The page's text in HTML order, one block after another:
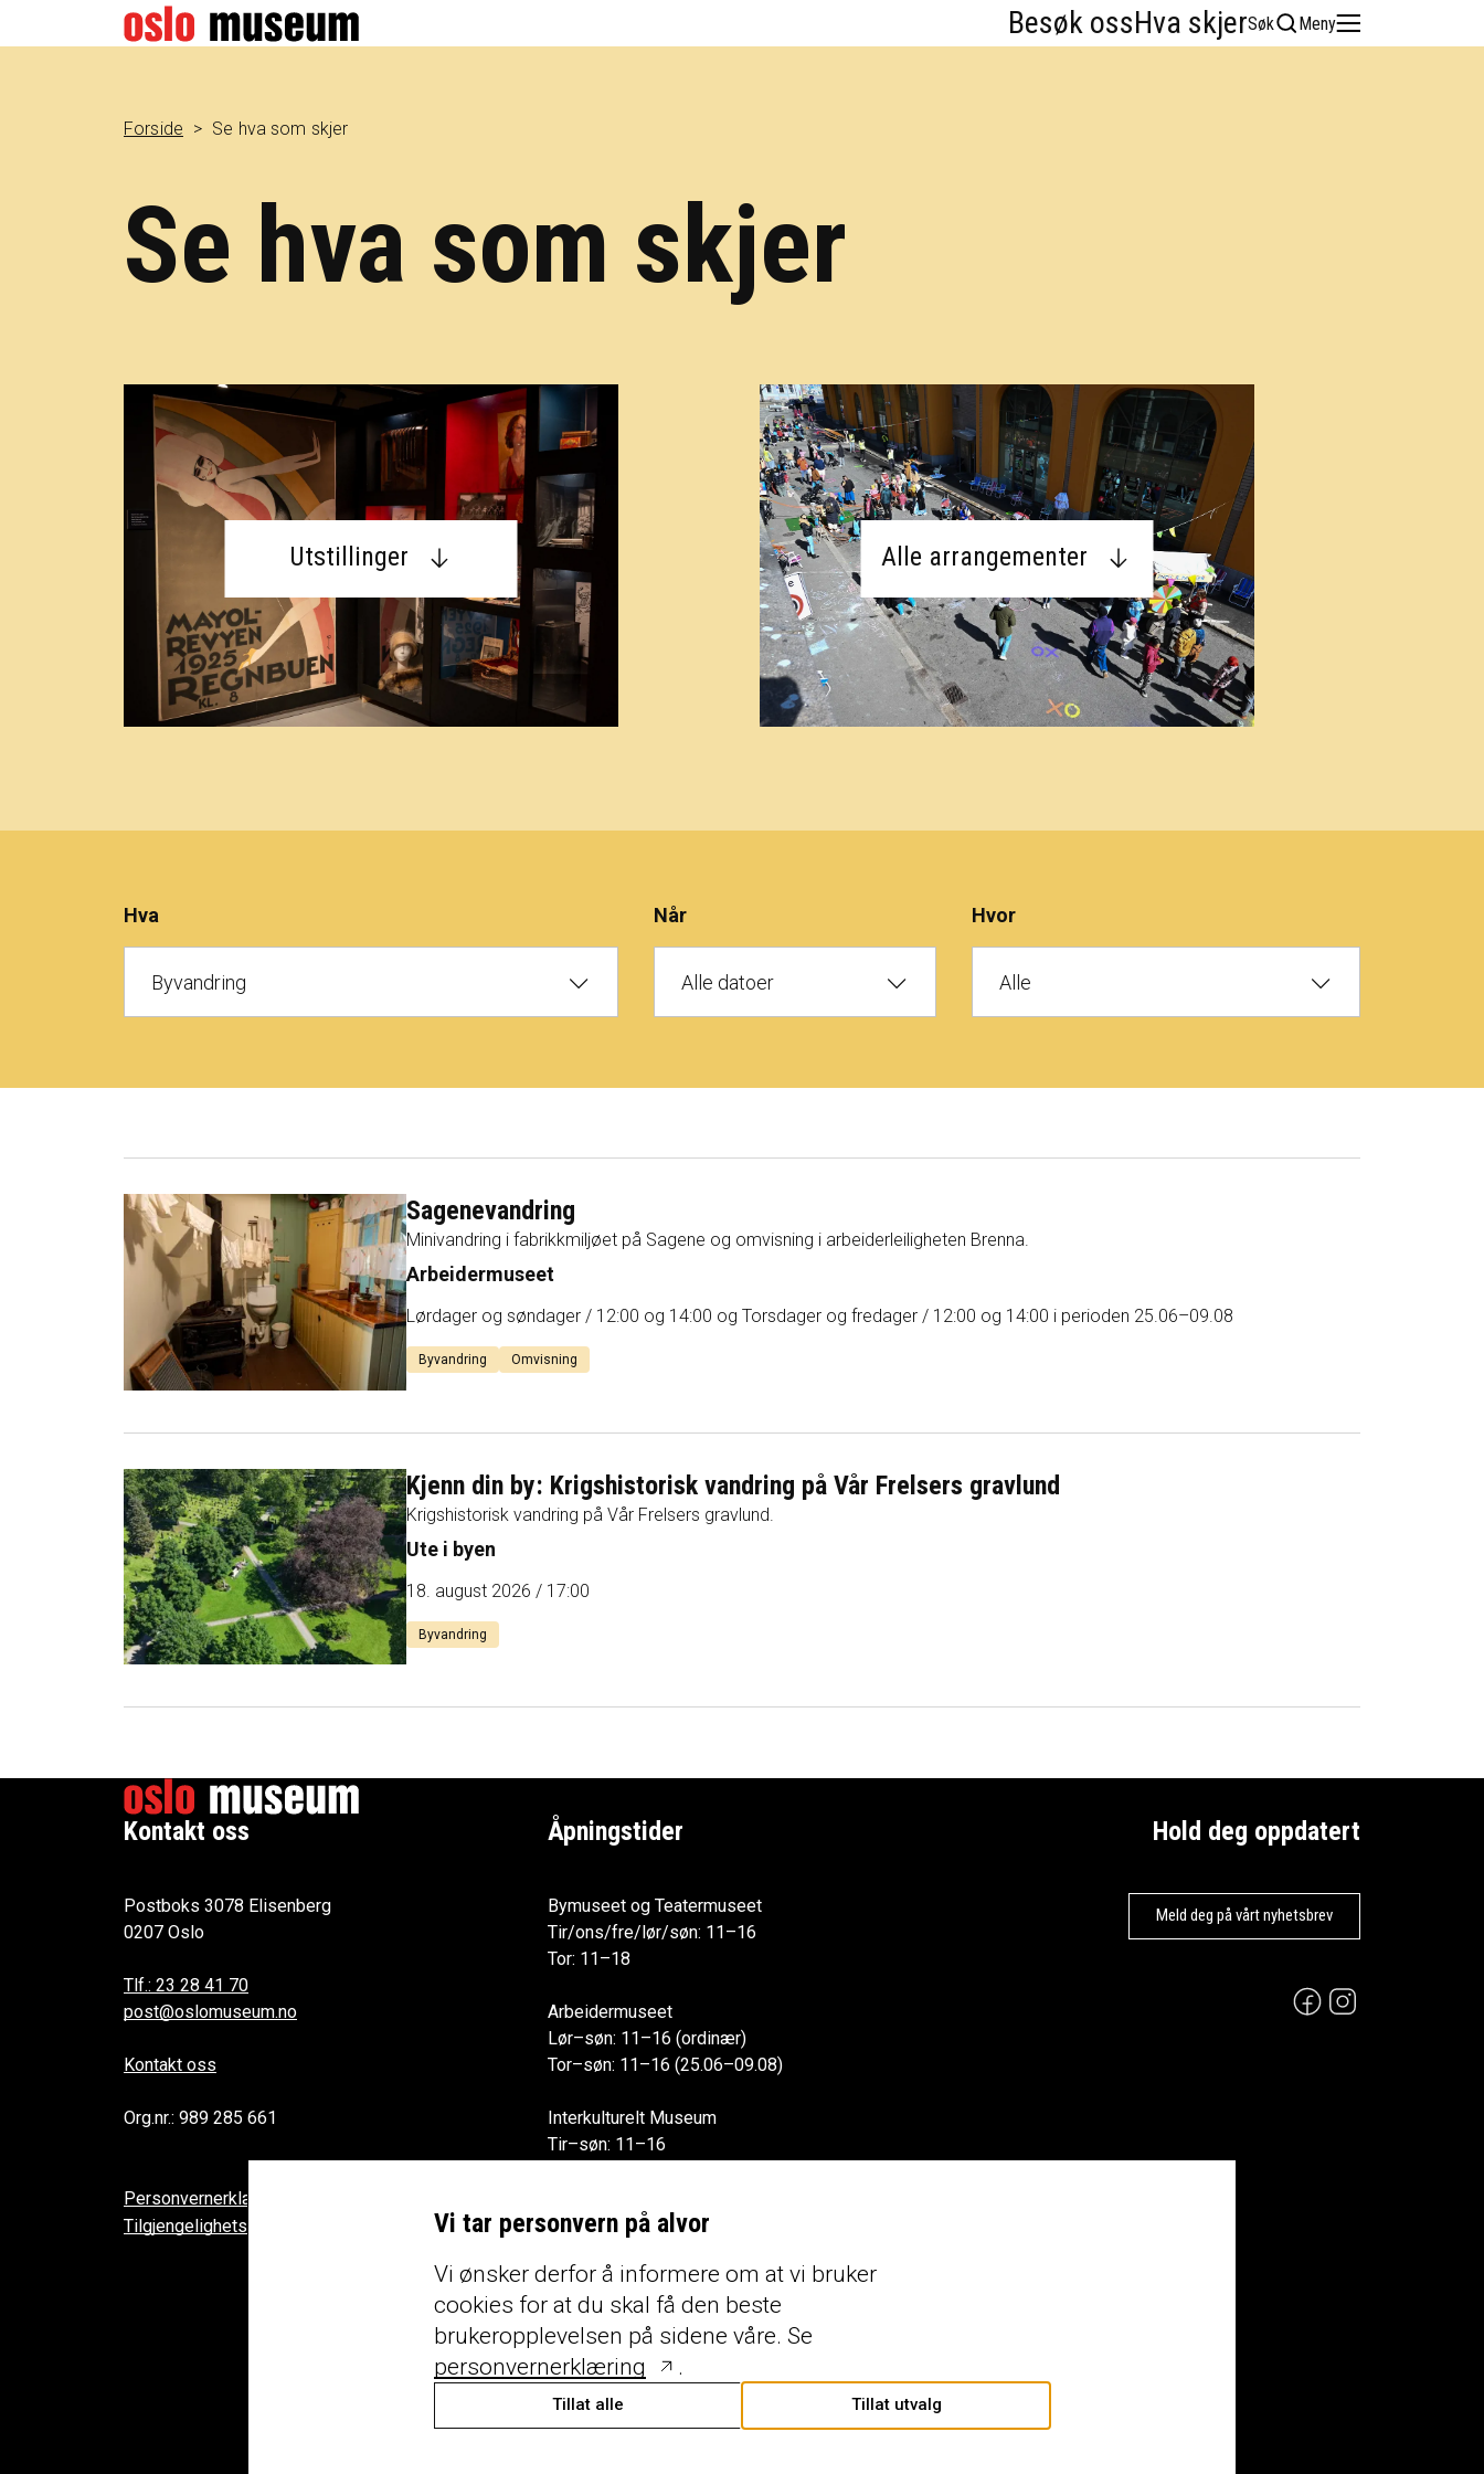
Vi tar personvern på alvor
Vi ønsker derfor å informere om at vi bruker
cookies for at du skal få den beste
brukeropplevelsen på sidene våre. Se
personvernerklæring
.
Tillat alle Tillat utvalg
Besøk ossHva skjerEnglish
Søk Meny
Forside Se hva som skjer
Se hva som skjer
Utstillinger Alle arrangementer
Hva
Byvandring
Når
Alle datoer
Hvor
Alle
Sagenevandring
Minivandring i fabrikkmiljøet på Sagene og omvisning i arbeiderleiligheten Brenna.
Arbeidermuseet
Lørdager og søndager / 12:00 og 14:00 og Torsdager og fredager / 12:00 og 14:00 i perioden 25.06–09.08
Byvandring Omvisning
Kjenn din by: Krigshistorisk vandring på Vår Frelsers gravlund
Krigshistorisk vandring på Vår Frelsers gravlund.
Ute i byen
18. august 2026 / 17:00
Byvandring
Kontakt oss
Postboks 3078 Elisenberg
0207 Oslo
Tlf.: 23 28 41 70
post@oslomuseum.no
Kontakt oss
Org.nr.: 989 285 661
Personvernerklæring
Tilgjengelighetserklæring
Åpningstider
Bymuseet og Teatermuseet
Tir/ons/fre/lør/søn: 11–16
Tor: 11–18
Arbeidermuseet
Lør–søn: 11–16 (ordinær)
Tor–søn: 11–16 (25.06–09.08)
Interkulturelt Museum
Tir–søn: 11–16
Hold deg oppdatert
Meld deg på vårt nyhetsbrev